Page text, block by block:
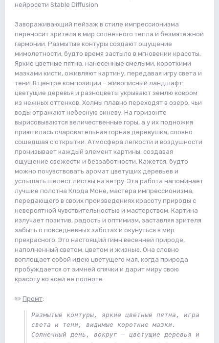
нейросети Stable Diffusion
Завораживающий пейзаж в стиле импрессионизма
переносит зрителя в мир солнечного тепла и безмятежной
гармонии. Размытые контуры создают ощущение
мимолетности, будто время застыло в мгновении красоты.
Яркие цветные пятна, нанесенные смелыми, короткими
мазками кисти, оживляют картину, передавая игру света и
тени. В центре композиции – живописный ландшафт:
цветущие деревья и разноцветы укрывают землю ковром
из нежных оттенков. Холмы плавно переходят в озеро, чьи
воды отражают небесную синеву. На горизонте
вырисовываются величественные горы, а у их подножия
приютилась очаровательная горная деревушка, словно
сошедшая с открытки. Атмосфера легкости и воздушности
пронизывает каждый элемент картины, создавая
ощущение свежести и беззаботности. Кажется, будто
можно почувствовать аромат цветущих деревьев и
услышать шелест листвы на ветру. Эта работа напоминает
лучшие полотна Клода Моне, мастера импрессионизма,
передающего в своих произведениях красоту природы с
невероятной чувствительностью и мастерством. Картина
излучает позитив, радость и оптимизм, заставляя зрителя
забыть о повседневных заботах и окунуться в мир
прекрасного. Это настоящий гимн весенней природе,
наполненный светом, цветом и жизнью. Она словно
воплощает собой идею цветущего мая, когда природа
пробуждается от зимней спячки и дарит миру свою
красоту во всей ее полноте
✏️ Промт:
Размытые контуры, яркие цветные пятна, игра
света и тени, видимые короткие мазки.
Солнечный день, вокруг — цветущие деревья и